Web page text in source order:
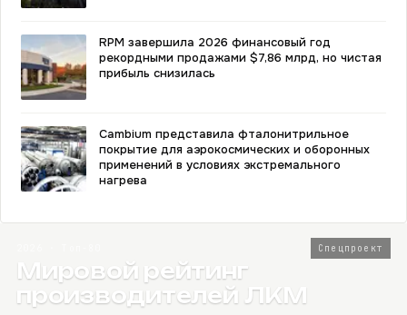
RPM завершила 2026 финансовый год
рекордными продажами $7,86 млрд, но чистая
прибыль снизилась
Cambium представила фталонитрильное
покрытие для аэрокосмических и оборонных
применений в условиях экстремального
нагрева
Спецпроект
Мировой рейтинг
производителей ЛКМ